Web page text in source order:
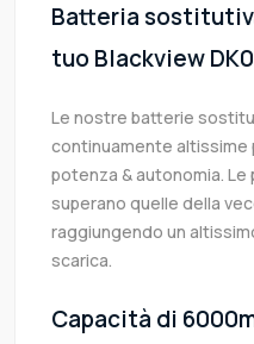
Batteria
tuo Blackview
Le nostre batterie
continuamente altissime
potenza & autonomia.
superano quelle della
raggiungendo un
scarica.
Capacità di